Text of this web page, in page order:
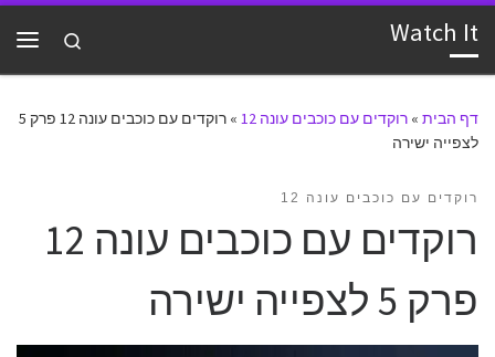
דלג לתוכן Watch It
Search
דף הבית » רוקדים עם כוכבים עונה 12 »
רוקדים עם כוכבים עונה 12 פרק 5
לצפייה ישירה
רוקדים עם כוכבים עונה 12
רוקדים עם כוכבים עונה 12
פרק 5 לצפייה ישירה